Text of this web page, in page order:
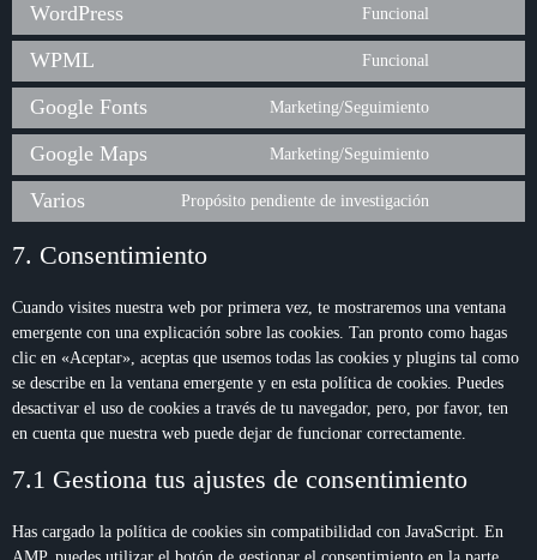
WordPress Funcional
WPML Funcional
Google Fonts Marketing/Seguimiento
Google Maps Marketing/Seguimiento
Varios Propósito pendiente de investigación
7. Consentimiento
Cuando visites nuestra web por primera vez, te mostraremos una ventana
emergente con una explicación sobre las cookies. Tan pronto como hagas
clic en «Aceptar», aceptas que usemos todas las cookies y plugins tal como
se describe en la ventana emergente y en esta política de cookies. Puedes
desactivar el uso de cookies a través de tu navegador, pero, por favor, ten
en cuenta que nuestra web puede dejar de funcionar correctamente.
7.1 Gestiona tus ajustes de consentimiento
Has cargado la política de cookies sin compatibilidad con JavaScript. En